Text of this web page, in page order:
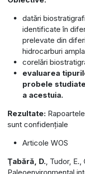
datări
identificate în
prelevate din
hidrocarburi
corelări
evaluarea
probele
a acestuia.
Rezultate:
sunt confidențiale
Articole WOS
Ţabără, D., Tudor, E.,